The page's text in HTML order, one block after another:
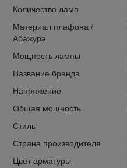
Количество ламп
Материал плафона /
Абажура
Мощность лампы
Название бренда
Напряжение
Общая мощность
Стиль
Страна производителя
Цвет арматуры